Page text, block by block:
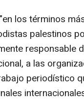
los términos
palestinos
responsable
a las
periodístico